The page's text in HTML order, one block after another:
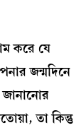
করে যে
জন্মদিনে
জানানোর
তা কিন্তু